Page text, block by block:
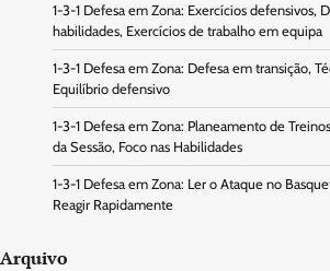
1-3-1 Defesa em Zona: Exercícios defensivos,
habilidades, Exercícios de trabalho em equipa
1-3-1 Defesa em Zona: Defesa em transição,
Equilíbrio defensivo
1-3-1 Defesa em Zona: Planeamento de
da Sessão, Foco nas Habilidades
1-3-1 Defesa em Zona: Ler o Ataque no
Reagir Rapidamente
Arquivo